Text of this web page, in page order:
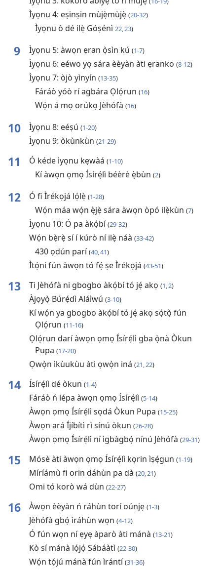
Ìyọnu 4: eṣinṣin mùjẹ̀mùjẹ̀ (20-32)
Ìyọnu ò dé ilẹ̀ Góṣénì 22, 23)
9 Ìyọnu 5: àwọn ẹran ọ̀sìn kú (1-7)
Ìyọnu 6: eéwo yọ sára èèyàn àti ẹranko (8-12)
Ìyọnu 7: òjò yìnyín (13-35)
Fáráò yóò rí agbára Ọlọ́run (16)
Wọ́n á mọ orúkọ Jèhófà (16)
10 Ìyọnu 8: eéṣú (1-20)
Ìyọnu 9: òkùnkùn (21-29)
11 Ó kéde ìyọnu kẹwàá (1-10)
Kí àwọn ọmọ Ísírẹ́lì béèrè ẹ̀bùn (2)
12 Ó fi Ìrékọjá lọ́lẹ̀ (1-28)
Wọ́n máa wọ́n ẹ̀jẹ̀ sára àwọn òpó ilẹ̀kùn (7)
Ìyọnu 10: Ó pa àkọ́bí(29-32)
Wọ́n bẹ̀rẹ̀ sí í kúrò ní ilẹ̀ náà (33-42)
430 ọdún parí(40, 41)
Ìtọ́ni fún àwọn tó fẹ́ ṣe Ìrékọjá (43-51)
13 Ti Jèhófà ni gbogbo àkọ́bí tó jẹ́ akọ (1, 2)
Àjọyọ̀ Búrẹ́dì Aláìwú (3-10)
Kí wọ́n ya gbogbo àkọ́bí tó jẹ́ akọ sọ́tọ̀ fún
Ọlọ́run (11-16)
Ọlọ́run darí àwọn ọmọ Ísírẹ́lì gba ọ̀nà Òkun
Pupa (17-20)
Ọwọ̀n ìkùukùu àti ọwọ̀n iná (21, 22)
14 Ísírẹ́lì dé òkun (1-4)
Fáráò ń lépa àwọn ọmọ Ísírẹ́lì (5-14)
Àwọn ọmọ Ísírẹ́lì sọdá Òkun Pupa (15-25)
Àwọn ará Íjíbítì rì sínú òkun (26-28)
Àwọn ọmọ Ísírẹ́lì ní ìgbàgbọ́ nínú Jèhófà (29-31)
15 Mósè àti àwọn ọmọ Ísírẹ́lì kọrin ìṣẹ́gun (1-19)
Míríámù fi orin dáhùn pa dà (20, 21)
Omi tó korò wá dùn (22-27)
16 Àwọn èèyàn ń ráhùn torí oúnjẹ (1-3)
Jèhófà gbọ́ ìráhùn wọn (4-12)
Ó fún wọn ní ẹyẹ àparò àti mánà (13-21)
Kò sí mánà lọ́jọ́ Sábáàtì (22-30)
Wọ́n tọ́jú mánà fún ìrántí(31-36)